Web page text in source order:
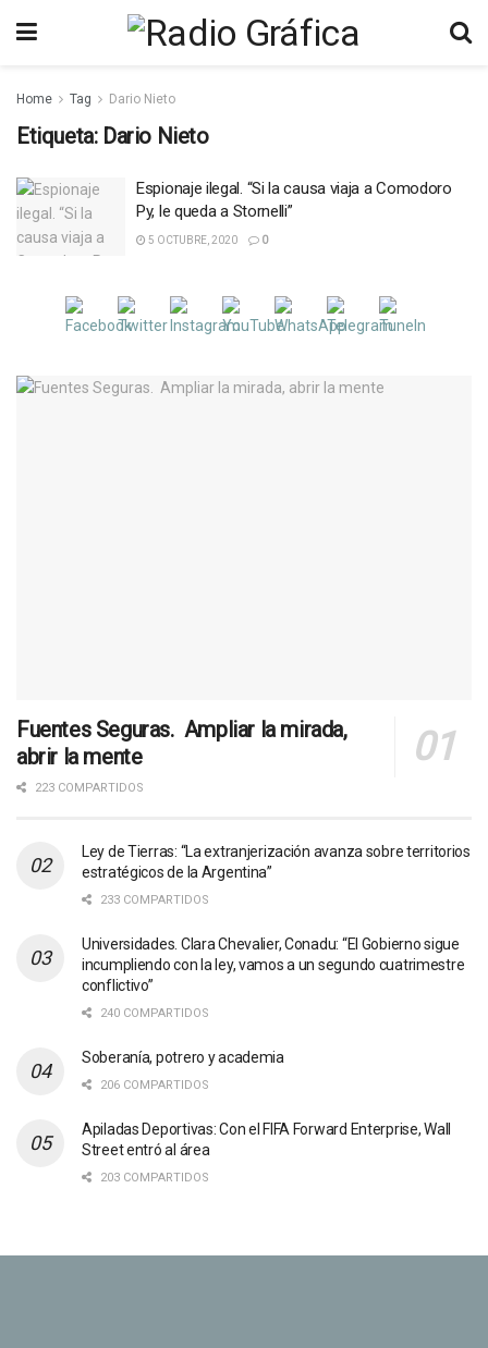
Home Tag Dario Nieto
Etiqueta: Dario Nieto
Espionaje ilegal. “Si la causa viaja a Comodoro
Py, le queda a Stornelli”
5 OCTUBRE, 2020 0
Fuentes Seguras. Ampliar la mirada,
abrir la mente
223 COMPARTIDOS
Ley de Tierras: “La extranjerización avanza sobre territorios
estratégicos de la Argentina”
233 COMPARTIDOS
Universidades. Clara Chevalier, Conadu: “El Gobierno sigue
incumpliendo con la ley, vamos a un segundo cuatrimestre
conflictivo”
240 COMPARTIDOS
Soberanía, potrero y academia
206 COMPARTIDOS
Apiladas Deportivas: Con el FIFA Forward Enterprise, Wall
Street entró al área
203 COMPARTIDOS